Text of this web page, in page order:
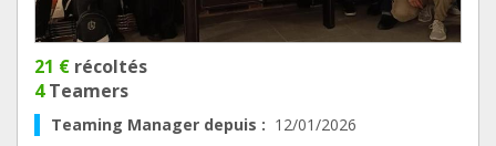
21 € récoltés
4Teamers
Teaming Manager depuis : 12/01/2026